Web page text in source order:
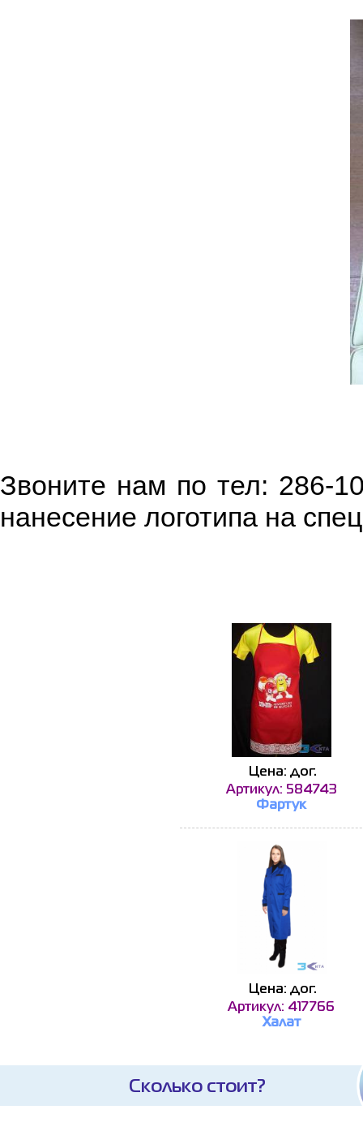
Звоните нам по тел: 286-
нанесение логотипа на
Цена: дог.
Артикул: 584743
Фартук
Цена: дог.
Артикул: 417766
Халат
Сколько стоит?